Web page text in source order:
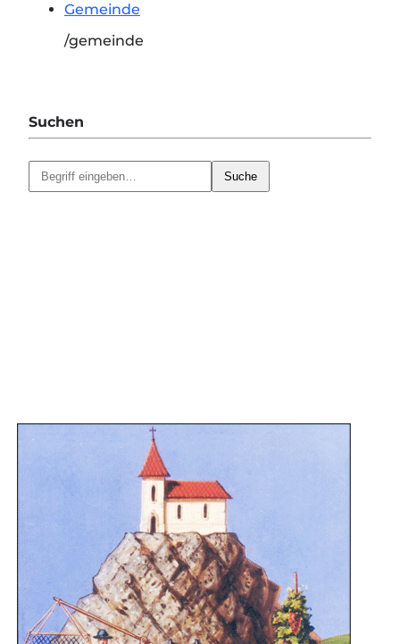
Gemeinde
/gemeinde
Suchen
Suche